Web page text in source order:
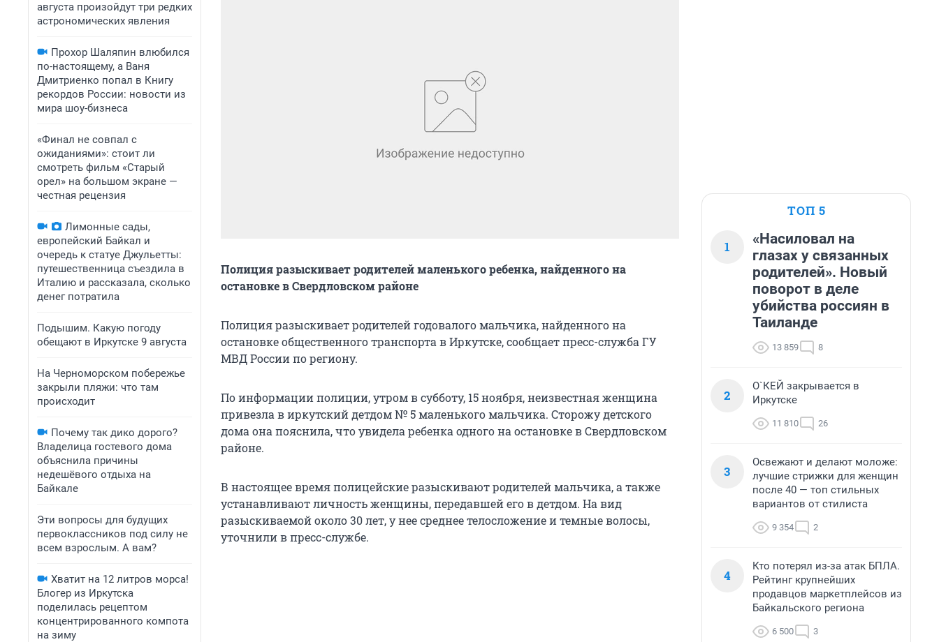
августа произойдут три редких
астрономических явления
Прохор Шаляпин влюбился
по-настоящему, а Ваня
Дмитриенко попал в Книгу
рекордов России: новости из
мира шоу-бизнеса
«Финал не совпал с
ожиданиями»: стоит ли
смотреть фильм «Старый
орел» на большом экране —
честная рецензия
Лимонные сады,
европейский Байкал и
очередь к статуе Джульетты:
путешественница съездила в
Италию и рассказала, сколько
денег потратила
Подышим. Какую погоду
обещают в Иркутске 9 августа
На Черноморском побережье
закрыли пляжи: что там
происходит
Почему так дико дорого?
Владелица гостевого дома
объяснила причины
недешёвого отдыха на
Байкале
Эти вопросы для будущих
первоклассников под силу не
всем взрослым. А вам?
Хватит на 12 литров морса!
Блогер из Иркутска
поделилась рецептом
концентрированного компота
на зиму
Полиция разыскивает родителей маленького ребенка, найденного на
остановке в Свердловском районе
Полиция разыскивает родителей годовалого мальчика, найденного на
остановке общественного транспорта в Иркутске, сообщает пресс-служба ГУ
МВД России по региону.
По информации полиции, утром в субботу, 15 ноября, неизвестная женщина
привезла в иркутский детдом № 5 маленького мальчика. Сторожу детского
дома она пояснила, что увидела ребенка одного на остановке в Свердловском
районе.
В настоящее время полицейские разыскивают родителей мальчика, а также
устанавливают личность женщины, передавшей его в детдом. На вид
разыскиваемой около 30 лет, у нее среднее телосложение и темные волосы,
уточнили в пресс-службе.
ТОП 5
1
«Насиловал на
глазах у связанных
родителей». Новый
поворот в деле
убийства россиян в
Таиланде
13 859 8
2
О`КЕЙ закрывается в
Иркутске
11 810 26
3
Освежают и делают моложе:
лучшие стрижки для женщин
после 40 — топ стильных
вариантов от стилиста
9 354 2
4
Кто потерял из-за атак БПЛА.
Рейтинг крупнейших
продавцов маркетплейсов из
Байкальского региона
6 500 3